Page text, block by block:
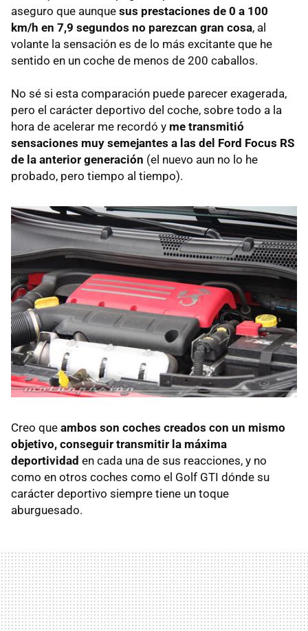
aseguro que aunque sus prestaciones de 0 a 100
km/h en 7,9 segundos no parezcan gran cosa, al
volante la sensación es de lo más excitante que he
sentido en un coche de menos de 200 caballos.
No sé si esta comparación puede parecer exagerada,
pero el carácter deportivo del coche, sobre todo a la
hora de acelerar me recordó y me transmitió
sensaciones muy semejantes a las del Ford Focus RS
de la anterior generación (el nuevo aun no lo he
probado, pero tiempo al tiempo).
Creo que ambos son coches creados con un mismo
objetivo, conseguir transmitir la máxima
deportividad en cada una de sus reacciones, y no
como en otros coches como el Golf GTI dónde su
carácter deportivo siempre tiene un toque
aburguesado.